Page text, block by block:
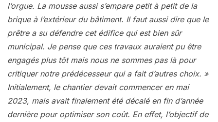
l’orgue. La mousse aussi s’empare petit à petit de la
brique à l’extérieur du bâtiment. Il faut aussi dire que le
prêtre a su défendre cet édifice qui est bien sûr
municipal. Je pense que ces travaux auraient pu être
engagés plus tôt mais nous ne sommes pas là pour
critiquer notre prédécesseur qui a fait d’autres choix. »
Initialement, le chantier devait commencer en mai
2023, mais avait finalement été décalé en fin d’année
dernière pour optimiser son coût. En effet, l’objectif de